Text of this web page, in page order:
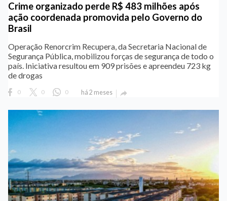
Crime organizado perde R$ 483 milhões após
ação coordenada promovida pelo Governo do
Brasil
Operação Renorcrim Recupera, da Secretaria Nacional de
Segurança Pública, mobilizou forças de segurança de todo o
país. Iniciativa resultou em 909 prisões e apreendeu 723 kg
de drogas
0 0 0 há 2 meses 